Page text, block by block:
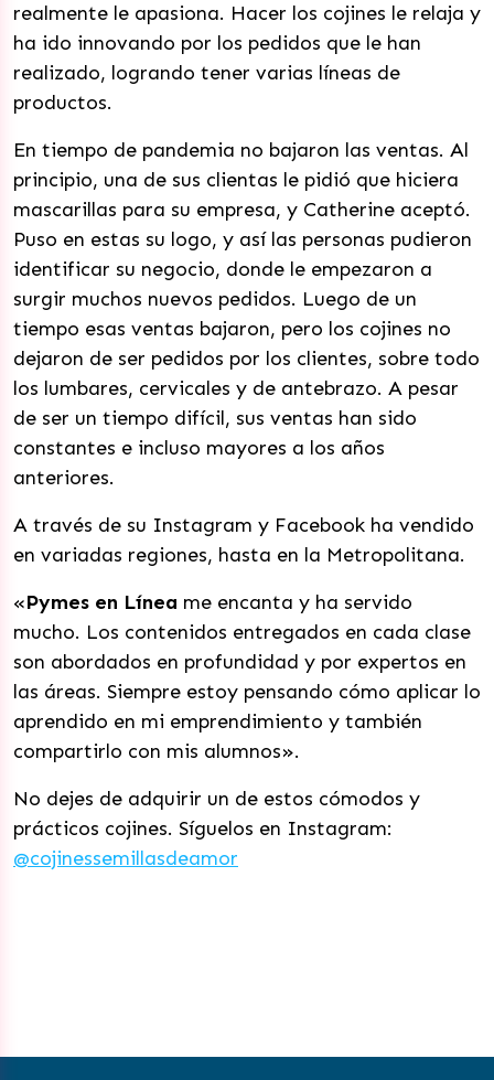
realmente le apasiona. Hacer los cojines le relaja y
ha ido innovando por los pedidos que le han
realizado, logrando tener varias líneas de
productos.
En tiempo de pandemia no bajaron las ventas. Al
principio, una de sus clientas le pidió que hiciera
mascarillas para su empresa, y Catherine aceptó.
Puso en estas su logo, y así las personas pudieron
identificar su negocio, donde le empezaron a
surgir muchos nuevos pedidos. Luego de un
tiempo esas ventas bajaron, pero los cojines no
dejaron de ser pedidos por los clientes, sobre todo
los lumbares, cervicales y de antebrazo. A pesar
de ser un tiempo difícil, sus ventas han sido
constantes e incluso mayores a los años
anteriores.
A través de su Instagram y Facebook ha vendido
en variadas regiones, hasta en la Metropolitana.
«Pymes en Línea me encanta y ha servido
mucho. Los contenidos entregados en cada clase
son abordados en profundidad y por expertos en
las áreas. Siempre estoy pensando cómo aplicar lo
aprendido en mi emprendimiento y también
compartirlo con mis alumnos».
No dejes de adquirir un de estos cómodos y
prácticos cojines. Síguelos en Instagram:
@cojinessemillasdeamor